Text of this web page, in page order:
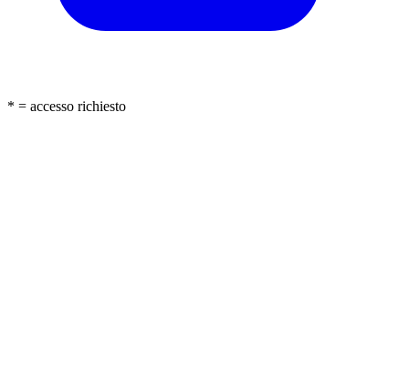
* = accesso richiesto